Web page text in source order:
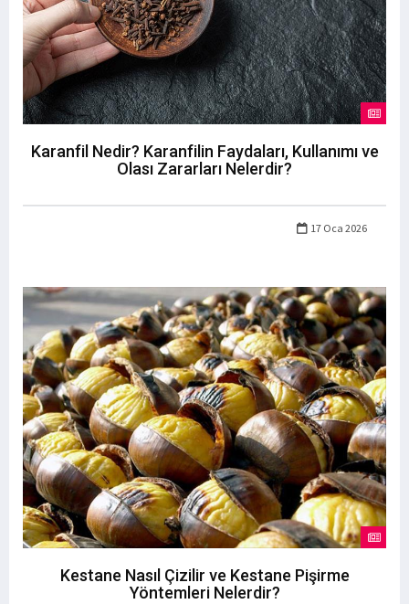
Karanfil Nedir? Karanfilin Faydaları, Kullanımı ve
Olası Zararları Nelerdir?
17 Oca 2026
Kestane Nasıl Çizilir ve Kestane Pişirme
Yöntemleri Nelerdir?